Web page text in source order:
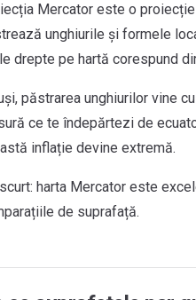
Mercator este o
unghiurile și formele
drepte pe hartă corespund
păstrarea unghiurilor vine
ce te îndepărtezi de
inflație devine extremă.
harta Mercator este
de suprafață.